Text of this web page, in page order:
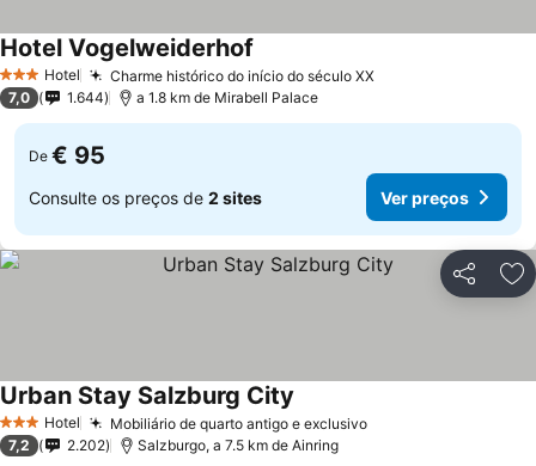
3 EstrelasHotel Charme histórico do início do século XX
Hotel Vogelweiderhof
7,0 1.644 a 1.8 km de Mirabell Palace
De € 95
Consulte os preços de 2 sites Ver preços
Partilhar
3 EstrelasHotel Mobiliário de quarto antigo e exclusivo
Urban Stay Salzburg City
7,2 2.202 Salzburgo, a 7.5 km de Ainring